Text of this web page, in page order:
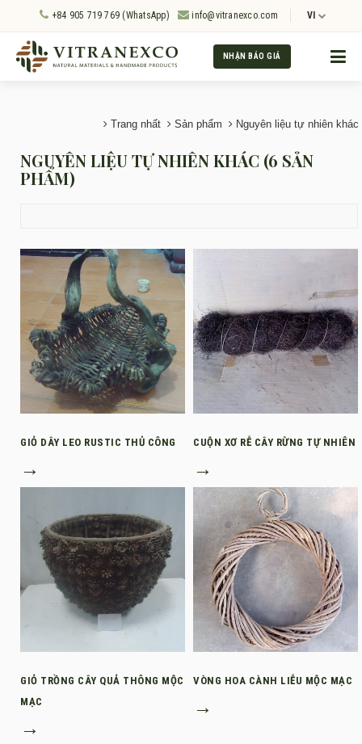
+84 905 719 769 (WhatsApp) info@vitranexco.com VI
NHẬN BÁO GIÁ
Trang nhất Sản phẩm Nguyên liệu tự nhiên khác
NGUYÊN LIỆU TỰ NHIÊN KHÁC (6 SẢN
PHẨM)
GIỎ DÂY LEO RUSTIC THỦ CÔNG
→
CUỘN XƠ RỄ CÂY RỪNG TỰ NHIÊN
→
GIỎ TRỒNG CÂY QUẢ THÔNG MỘC
MẠC
→
VÒNG HOA CÀNH LIỄU MỘC MẠC
→